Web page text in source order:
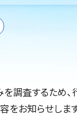
調査するため、
お知らせします